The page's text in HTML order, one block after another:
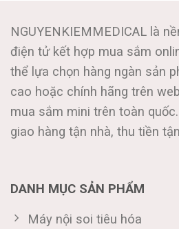
NGUYENKIEMMEDICAL là
điện tử kết hợp mua sắm
thể lựa chọn hàng ngàn sản
cao hoặc chính hãng trên
mua sắm mini trên toàn
giao hàng tận nhà, thu tiền
DANH MỤC SẢN PHẨM
Máy nội soi tiêu hóa